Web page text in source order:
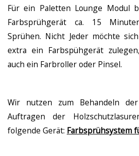
Für ein Paletten Lounge Modul
Farbsprühgerät ca. 15
Sprühen. Nicht Jeder möchte
extra ein Farbspühgerät
auch ein Farbroller oder Pinsel.
Wir nutzen zum Behandeln
Auftragen der
folgende Gerät: Farbsprühsystem